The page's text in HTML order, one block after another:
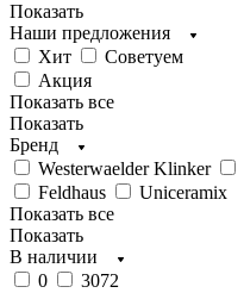
Показать
Наши предложения
Хит
Советуем
Акция
Показать все
Показать
Бренд
Westerwaelder Klinker
Feldhaus
Uniceramix
Показать все
Показать
В наличии
0
3072